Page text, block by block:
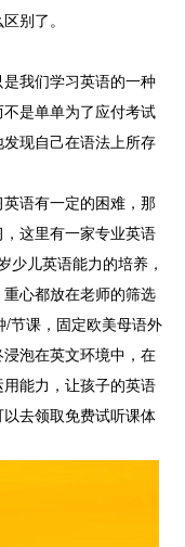
别了。
我们学习英语的一种
是单单为了应付考试
现自己在语法上所存
语有一定的困难，那
这里有一家专业英语
少儿英语能力的培养，
心都放在老师的筛选
节课，固定欧美母语外
泡在英文环境中，在
能力，让孩子的英语
去领取免费试听课体